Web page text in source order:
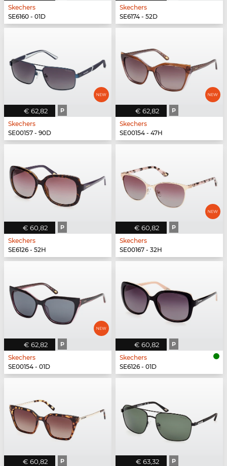
Skechers
SE6160 - 01D
Skechers
SE6174 - 52D
€ 62,82 P
Skechers
SE00157 - 90D
€ 62,82 P
Skechers
SE00154 - 47H
€ 60,82 P
Skechers
SE6126 - 52H
€ 60,82 P
Skechers
SE00167 - 32H
€ 62,82 P
Skechers
SE00154 - 01D
€ 60,82 P
Skechers
SE6126 - 01D
€ 60,82 P € 63,32 P